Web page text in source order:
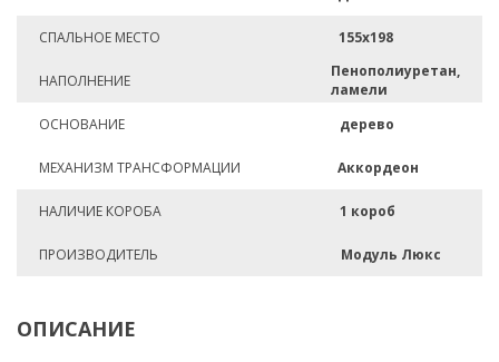
СПАЛЬНОЕ МЕСТО 155х198
НАПОЛНЕНИЕ
Пенополиуретан,
ламели
ОСНОВАНИЕ
дерево
МЕХАНИЗМ ТРАНСФОРМАЦИИ Аккордеон
НАЛИЧИЕ КОРОБА 1 короб
ПРОИЗВОДИТЕЛЬ Модуль Люкс
ОПИСАНИЕ